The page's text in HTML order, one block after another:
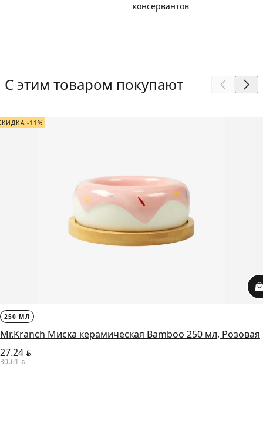
консервантов
С этим товаром покупают
-11%
250 МЛ
Mr.Kranch Миска керамическая Bamboo 250 мл, Розовая
27.24 BYN
30.61 BYN